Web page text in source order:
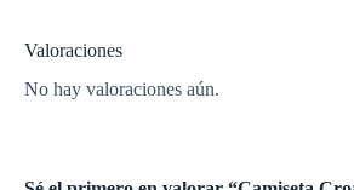
Valoraciones
No hay valoraciones aún.